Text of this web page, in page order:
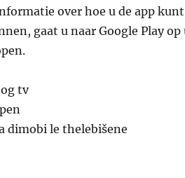
over hoe u de app
gaat u naar Google Play
tv
dimobi le thelebišene